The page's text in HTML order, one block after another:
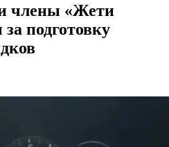
члены «Жети
подготовку